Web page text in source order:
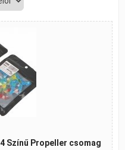
Színű Propeller csomag